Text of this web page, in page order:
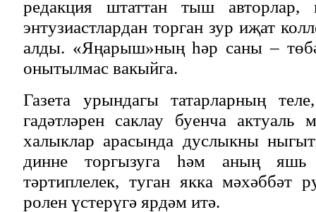
редакция штаттан тыш авторлар,
энтузиастлардан торган зур иҗат
алды. «Яңарыш»ның һәр саны –
онытылмас вакыйга.
Газета урындагы татарларның
гадәтләрен саклау буенча актуаль
халыклар арасында дуслыкны
динне торгызуга һәм аның яшь
тәртиплелек, туган якка мәхәббәт
ролен үстерүгә ярдәм итә.